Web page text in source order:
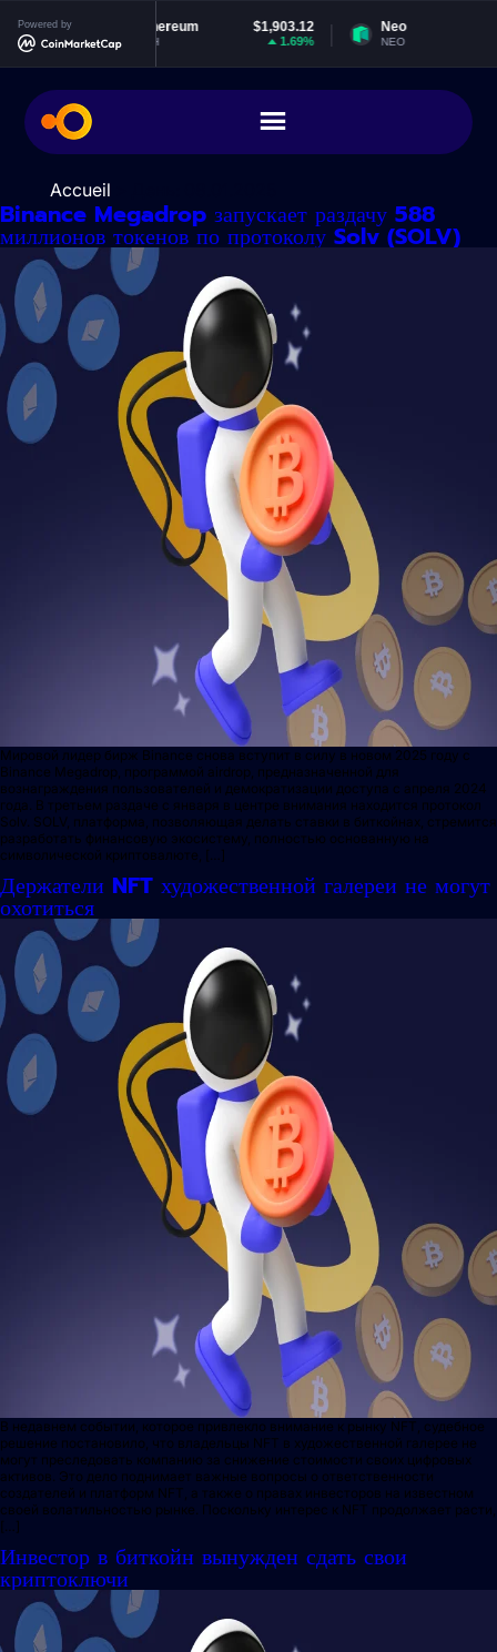
Powered byEthereum $1,903.12
ETH
Neo
NEO
Accueil
Binance Megadrop запускает раздачу 588
миллионов токенов по протоколу Solv (SOLV)
Мировой лидер бирж Binance снова вступит в силу в новом 2025 году с
Binance Megadrop, программой airdrop, предназначенной для
вознаграждения пользователей и демократизации доступа с апреля 2024
года. В третьем раздаче с января в центре внимания находится протокол
Solv. SOLV, платформа, позволяющая делать ставки в биткойнах, стремится
разработать финансовую экосистему, полностью основанную на
символической криптовалюте, […]
Держатели NFT художественной галереи не могут
охотиться
В недавнем событии, которое привлекло внимание к рынку NFT, судебное
решение постановило, что владельцы NFT в художественной галерее не
могут преследовать компанию за снижение стоимости своих цифровых
активов. Это дело поднимает важные вопросы о ответственности
создателей и платформ NFT, а также о правах инвесторов на известном
своей волатильностью рынке. Поскольку интерес к NFT продолжает расти,
[…]
Инвестор в биткойн вынужден сдать свои
криптоключи